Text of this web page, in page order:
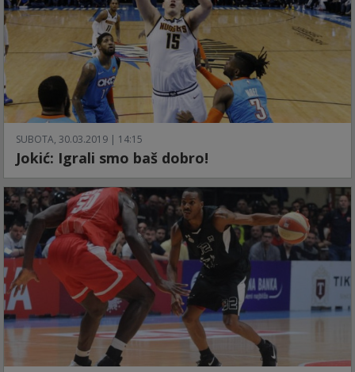
SUBOTA, 30.03.2019 | 14:15
Jokić: Igrali smo baš dobro!